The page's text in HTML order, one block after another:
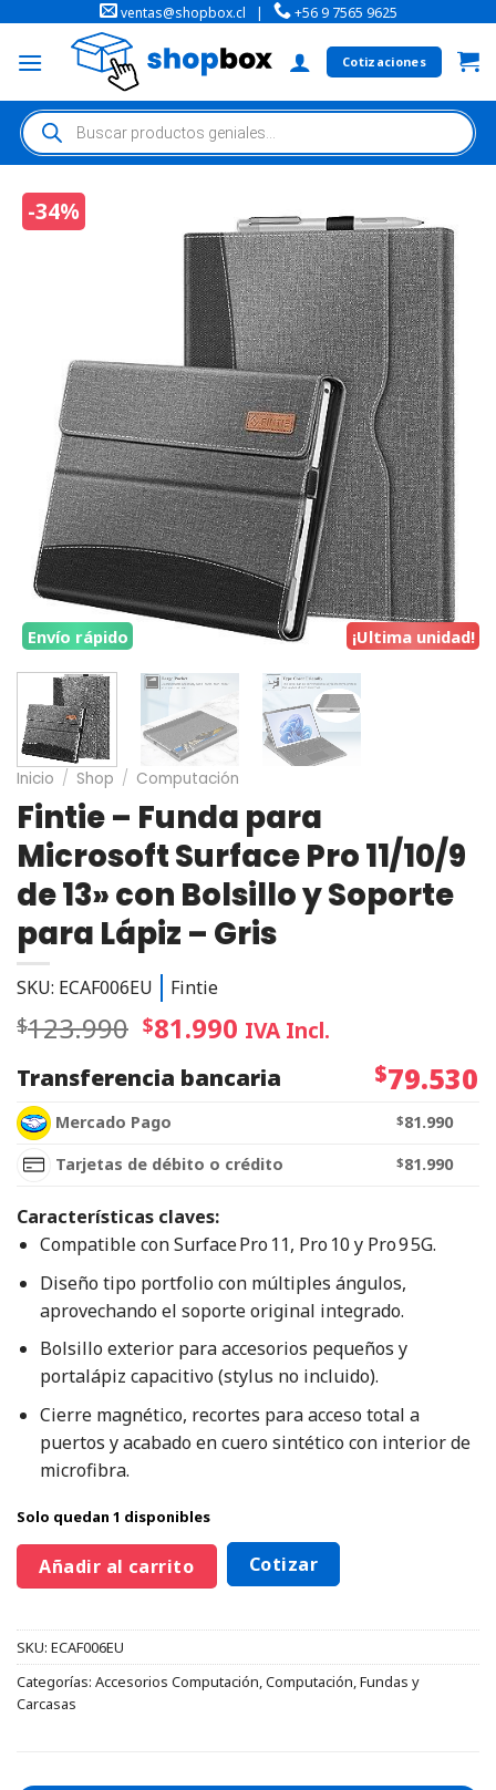
ventas@shopbox.cl | +56 9 7565 9625
Cotizaciones
-34%
¡Ultima unidad!
Envío rápido
Inicio / Shop / Computación
Fintie – Funda para
Microsoft Surface Pro 11/10/9
de 13» con Bolsillo y Soporte
para Lápiz – Gris
SKU: ECAF006EU Fintie
$123.990 $81.990 IVA Incl.
Transferencia bancaria
$79.530
Mercado Pago $81.990
Tarjetas de débito o crédito
$81.990
Características claves:
Compatible con Surface Pro 11, Pro 10 y Pro 9 5G.
Diseño tipo portfolio con múltiples ángulos,
aprovechando el soporte original integrado.
Bolsillo exterior para accesorios pequeños y
portalápiz capacitivo (stylus no incluido).
Cierre magnético, recortes para acceso total a
puertos y acabado en cuero sintético con interior de
microfibra.
Solo quedan 1 disponibles
Añadir al carrito Cotizar
SKU: ECAF006EU
Categorías: Accesorios Computación,Computación,Fundas y
Carcasas